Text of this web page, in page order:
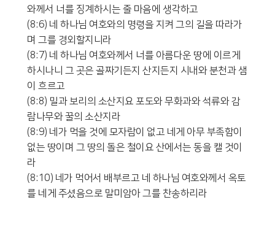
와께서 너를 징계하시는 줄 마음에 생각하고
(8:6) 네 하나님 여호와의 명령을 지켜 그의 길을 따라가
며 그를 경외할지니라
(8:7) 네 하나님 여호와께서 너를 아름다운 땅에 이르게
하시나니 그 곳은 골짜기든지 산지든지 시내와 분천과 샘
이 흐르고
(8:8) 밀과 보리의 소산지요 포도와 무화과와 석류와 감
람나무와 꿀의 소산지라
(8:9) 네가 먹을 것에 모자람이 없고 네게 아무 부족함이
없는 땅이며 그 땅의 돌은 철이요 산에서는 동을 캘 것이
라
(8:10) 네가 먹어서 배부르고 네 하나님 여호와께서 옥토
를 네게 주셨음으로 말미암아 그를 찬송하리라